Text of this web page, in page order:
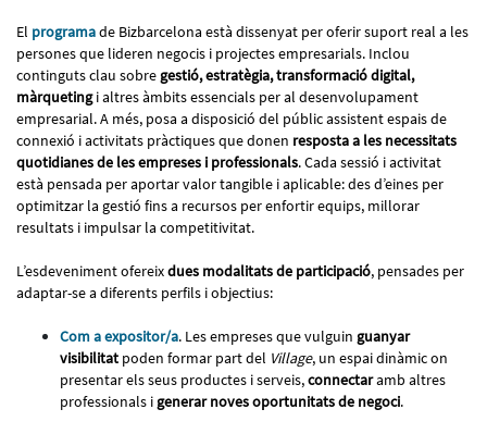
El programade Bizbarcelona està dissenyat per oferir suport real a les
persones que lideren negocis i projectes empresarials. Inclou
continguts clau sobre gestió, estratègia, transformació digital,
màrquetingi altres àmbits essencials per al desenvolupament
empresarial. A més, posa a disposició del públic assistent espais de
connexió i activitats pràctiques que donen resposta a les necessitats
quotidianes de les empreses i professionals. Cada sessió i activitat
està pensada per aportar valor tangible i aplicable: des d’eines per
optimitzar la gestió fins a recursos per enfortir equips, millorar
resultats i impulsar la competitivitat.
L’esdeveniment ofereixdues modalitats de participació, pensades per
adaptar-se a diferents perfils i objectius:
Com a expositor/a. Les empreses que vulguin guanyar
visibilitat poden formar part del Village, un espai dinàmic on
presentar els seus productes i serveis,connectaramb altres
professionals i generar noves oportunitats de negoci.